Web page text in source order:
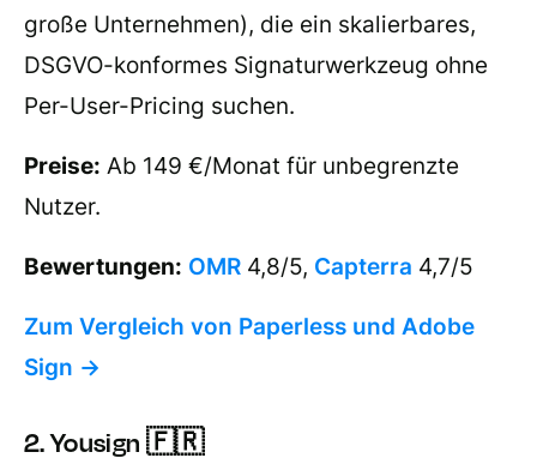
große Unternehmen), die ein skalierbares,
DSGVO-konformes Signaturwerkzeug ohne
Per-User-Pricing suchen.
Preise: Ab 149 €/Monat für unbegrenzte
Nutzer.
Bewertungen: OMR 4,8/5, Capterra 4,7/5
Zum Vergleich von Paperless und Adobe
Sign →
2. Yousign 🇫🇷